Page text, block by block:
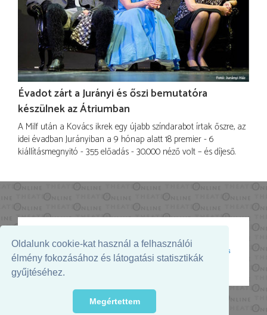
Oldalunk cookie-kat használ a felhasználói
élmény fokozásához és látogatási statisztikák
gyűjtéséhez.
Megértettem
Évadot zárt a Jurányi és őszi bemutatóra
készülnek az Átriumban
A Milf után a Kovács ikrek egy újabb színdarabot írtak őszre, az
idei évadban Jurányiban a 9 hónap alatt 18 premier - 6
kiállításmegnyitó - 355 előadás - 30.000 néző volt – és díjeső.
Az oldal megjelenését támogatja:
© 2026. - THEATER Online -theater.hu